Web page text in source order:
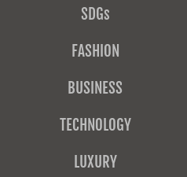
SDGs
FASHION
BUSINESS
TECHNOLOGY
LUXURY